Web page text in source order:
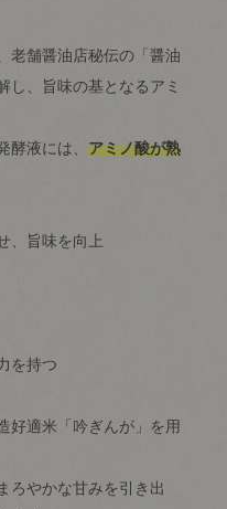
老舗醤油店秘伝の「醤油
し、旨味の基となるアミ
酵液には、アミノ酸が熟
、旨味を向上
を持つ
好適米「吟ぎんが」を用
ろやかな甘みを引き出